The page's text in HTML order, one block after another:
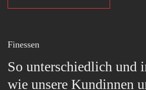
Finessen
So unterschiedlich und
wie unsere Kundinnen